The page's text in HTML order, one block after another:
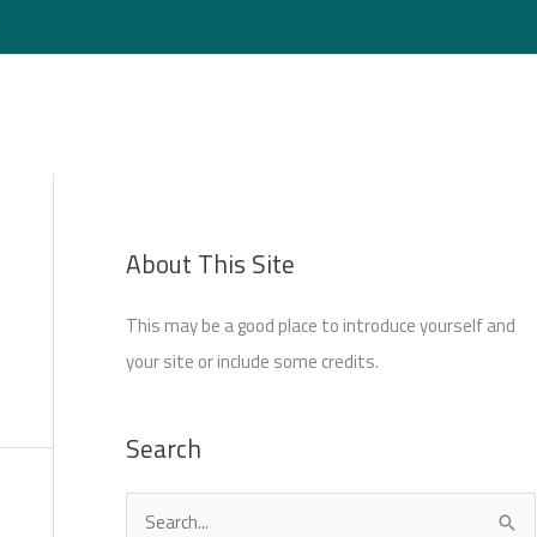
About This Site
This may be a good place to introduce yourself and
your site or include some credits.
Search